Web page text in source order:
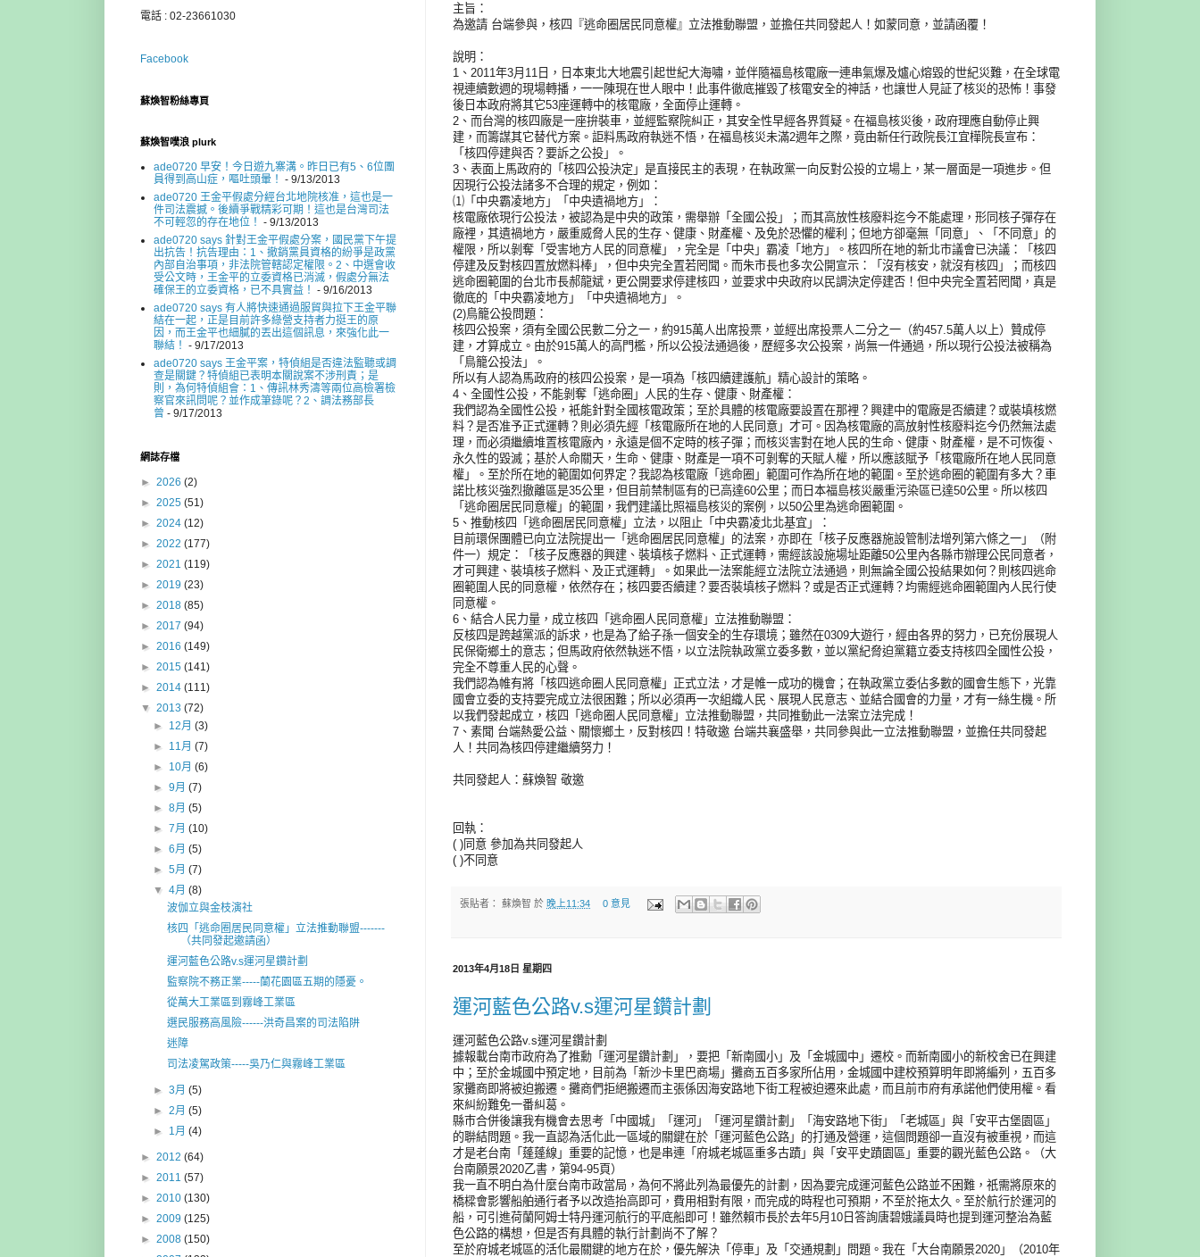
主旨：
為邀請 台端參與，核四『逃命圈居民同意權』立法推動聯盟，並擔任共同發起人！如蒙同意，並請函覆！
說明：
1、2011年3月11日，日本東北大地震引起世紀大海嘯，並伴隨福島核電廠一連串氣爆及爐心熔毀的世紀災難，在全球電
視連續數週的現場轉播，一一陳現在世人眼中！此事件徹底摧毀了核電安全的神話，也讓世人見証了核災的恐怖！事發
後日本政府將其它53座運轉中的核電廠，全面停止運轉。
2、而台灣的核四廠是一座拚裝車，並經監察院糾正，其安全性早經各界質疑。在福島核災後，政府理應自動停止興
建，而籌謀其它替代方案。詎料馬政府執迷不悟，在福島核災未滿2週年之際，竟由新任行政院長江宜樺院長宣布：
「核四停建與否？要訴之公投」。
3、表面上馬政府的「核四公投決定」是直接民主的表現，在執政黨一向反對公投的立場上，某一層面是一項進步。但
因現行公投法諸多不合理的規定，例如：
⑴「中央霸凌地方」「中央遺禍地方」：
核電廠依現行公投法，被認為是中央的政策，需舉辦「全國公投」；而其高放性核廢料迄今不能處理，形同核子彈存在
廠裡，其遺禍地方，嚴重威脅人民的生存、健康、財產權、及免於恐懼的權利；但地方卻毫無「同意」、「不同意」的
權限，所以剝奪「受害地方人民的同意權」，完全是「中央」霸凌「地方」。核四所在地的新北市議會已決議：「核四
停建及反對核四置放燃料棒」，但中央完全置若罔聞。而朱市長也多次公開宣示：「沒有核安，就沒有核四」；而核四
逃命圈範圍的台北市長郝龍斌，更公開要求停建核四，並要求中央政府以民調決定停建否！但中央完全置若罔聞，真是
徹底的「中央霸凌地方」「中央遺禍地方」。
(2)鳥籠公投問題：
核四公投案，須有全國公民數二分之一，約915萬人出席投票，並經出席投票人二分之一（約457.5萬人以上）贊成停
建，才算成立。由於915萬人的高門檻，所以公投法通過後，歷經多次公投案，尚無一件通過，所以現行公投法被稱為
「鳥籠公投法」。
所以有人認為馬政府的核四公投案，是一項為「核四續建護航」精心設計的策略。
4、全國性公投，不能剝奪「逃命圈」人民的生存、健康、財產權：
我們認為全國性公投，衹能針對全國核電政策；至於具體的核電廠要設置在那裡？興建中的電廠是否續建？或裝填核燃
料？是否准予正式運轉？則必須先經「核電廠所在地的人民同意」才可。因為核電廠的高放射性核廢料迄今仍然無法處
理，而必須繼續堆置核電廠內，永遠是個不定時的核子彈；而核災害對在地人民的生命、健康、財產權，是不可恢復、
永久性的毀滅；基於人命關天，生命、健康、財產是一項不可剝奪的天賦人權，所以應該賦予「核電廠所在地人民同意
權」。至於所在地的範圍如何界定？我認為核電廠「逃命圈」範圍可作為所在地的範圍。至於逃命圈的範圍有多大？車
諾比核災強烈撤離區是35公里，但目前禁制區有的已高達60公里；而日本福島核災嚴重污染區已達50公里。所以核四
「逃命圈居民同意權」的範圍，我們建議比照福島核災的案例，以50公里為逃命圈範圍。
5、推動核四「逃命圈居民同意權」立法，以阻止「中央霸凌北北基宜」：
目前環保團體已向立法院提出一「逃命圈居民同意權」的法案，亦即在「核子反應器施設管制法增列第六條之一」（附
件一）規定：「核子反應器的興建、裝填核子燃料、正式運轉，需經該設施場址距離50公里內各縣市辦理公民同意者，
才可興建、裝填核子燃料、及正式運轉」。如果此一法案能經立法院立法通過，則無論全國公投結果如何？則核四逃命
圈範圍人民的同意權，依然存在；核四要否續建？要否裝填核子燃料？或是否正式運轉？均需經逃命圈範圍內人民行使
同意權。
6、結合人民力量，成立核四「逃命圈人民同意權」立法推動聯盟：
反核四是跨越黨派的訴求，也是為了給子孫一個安全的生存環境；雖然在0309大遊行，經由各界的努力，已充份展現人
民保衛鄉土的意志；但馬政府依然執迷不悟，以立法院執政黨立委多數，並以黨紀脅迫黨籍立委支持核四全國性公投，
完全不尊重人民的心聲。
我們認為帷有將「核四逃命圈人民同意權」正式立法，才是帷一成功的機會；在執政黨立委佔多數的國會生態下，光靠
國會立委的支持要完成立法很困難；所以必須再一次組織人民、展現人民意志、並結合國會的力量，才有一絲生機。所
以我們發起成立，核四「逃命圈人民同意權」立法推動聯盟，共同推動此一法案立法完成！
7、素聞 台端熱愛公益、關懷鄉土，反對核四！特敬邀 台端共襄盛舉，共同參與此一立法推動聯盟，並擔任共同發起
人！共同為核四停建繼續努力！
共同發起人：蘇煥智 敬邀
回執：
( )同意 參加為共同發起人
( )不同意
張貼者： 蘇煥智 於 晚上11:34 0 意見
2013年4月18日 星期四
運河藍色公路v.s運河星鑽計劃
運河藍色公路v.s運河星鑽計劃
據報載台南巿政府為了推勳「運河星鑽計劃」，要把「新南國小」及「金城國中」遷校。而新南國小的新校舍已在興建
中；至於金城國中預定地，目前為「新沙卡里巴商場」攤商五百多家所佔用，金城國中建校預算明年即將編列，五百多
家攤商即將被迫搬遷。攤商們拒絕搬遷而主張係因海安路地下街工程被迫遷來此處，而且前市府有承諾他們使用權。看
來糾紛難免一番糾葛。
縣巿合併後讓我有機會去思考「中國城」「運河」「運河星鑽計劃」「海安路地下街」「老城區」與「安平古堡園區」
的聨結問題。我一直認為活化此一區域的關鍵在於「運河藍色公路」的打通及營運，這個問題卻一直沒有被重視，而這
才是老台南「蓬蓬線」重要的記憶，也是串連「府城老城區重多古蹟」與「安平史蹟園區」重要的觀光藍色公路。（大
台南願景2020乙書，第94-95頁）
我一直不明白為什麼台南市政當局，為何不將此列為最優先的計劃，因為要完成運河藍色公路並不困難，祇需將原來的
橋樑會影響船舶通行者予以改造抬高即可，費用相對有限，而完成的時程也可預期，不至於拖太久。至於航行於運河的
船，可引進荷蘭阿姆士特丹運河航行的平底船即可！雖然賴市長於去年5月10日答詢唐碧娥議員時也提到運河整治為藍
色公路的構想，但是否有具體的執行計劃尚不了解？
至於府城老城區的活化最關鍵的地方在於，優先解決「停車」及「交通規劃」問題。我在「大台南願景2020」（2010年
電話 : 02-23661030
Facebook
蘇煥智粉絲專頁
蘇煥智噗浪 plurk
ade0720 早安！今日遊九寨溝。昨日已有5、6位團
員得到高山症，嘔吐頭暈！ - 9/13/2013
ade0720 王金平假處分經台北地院核准，這也是一
件司法震撼。後續爭戰精彩可期！這也是台灣司法
不可輕忽的存在地位！ - 9/13/2013
ade0720 says 針對王金平假處分案，國民黨下午提
出抗告！抗告理由：1、撤銷黨員資格的紛爭是政黨
內部自治事項，非法院管轄認定權限。2、中選會收
受公文時，王金平的立委資格已消滅，假處分無法
確保王的立委資格，已不具實益！ - 9/16/2013
ade0720 says 有人將快速通過服貿與拉下王金平聯
結在一起，正是目前許多綠營支持者力挺王的原
因，而王金平也細膩的丟出這個訊息，來強化此一
聯結！ - 9/17/2013
ade0720 says 王金平案，特偵組是否違法監聽或調
查是關鍵？特偵組已表明本關說案不涉刑責；是
則，為何特偵組會：1、傳訊林秀濤等兩位高檢署檢
察官來訊問呢？並作成筆錄呢？2、調法務部長
曾 - 9/17/2013
網誌存檔
► 2026 (2)
► 2025 (51)
► 2024 (12)
► 2022 (177)
► 2021 (119)
► 2019 (23)
► 2018 (85)
► 2017 (94)
► 2016 (149)
► 2015 (141)
► 2014 (111)
▼ 2013 (72)
► 12月(3)
► 11月(7)
► 10月(6)
►9月(7)
►8月(5)
►7月(10)
►6月(5)
►5月(7)
▼4月(8)
波伽立與金枝演社
核四「逃命圈居民同意權」立法推動聯盟-------
（共同發起邀請函）
運河藍色公路v.s運河星鑽計劃
監察院不務正業-----蘭花園區五期的隱憂。
從萬大工業區到霧峰工業區
選民服務高風險------洪奇昌案的司法陷阱
迷障
司法凌駕政策-----吳乃仁與霧峰工業區
►3月(5)
►2月(5)
► 1月(4)
► 2012 (64)
► 2011 (57)
► 2010 (130)
► 2009 (125)
► 2008 (150)